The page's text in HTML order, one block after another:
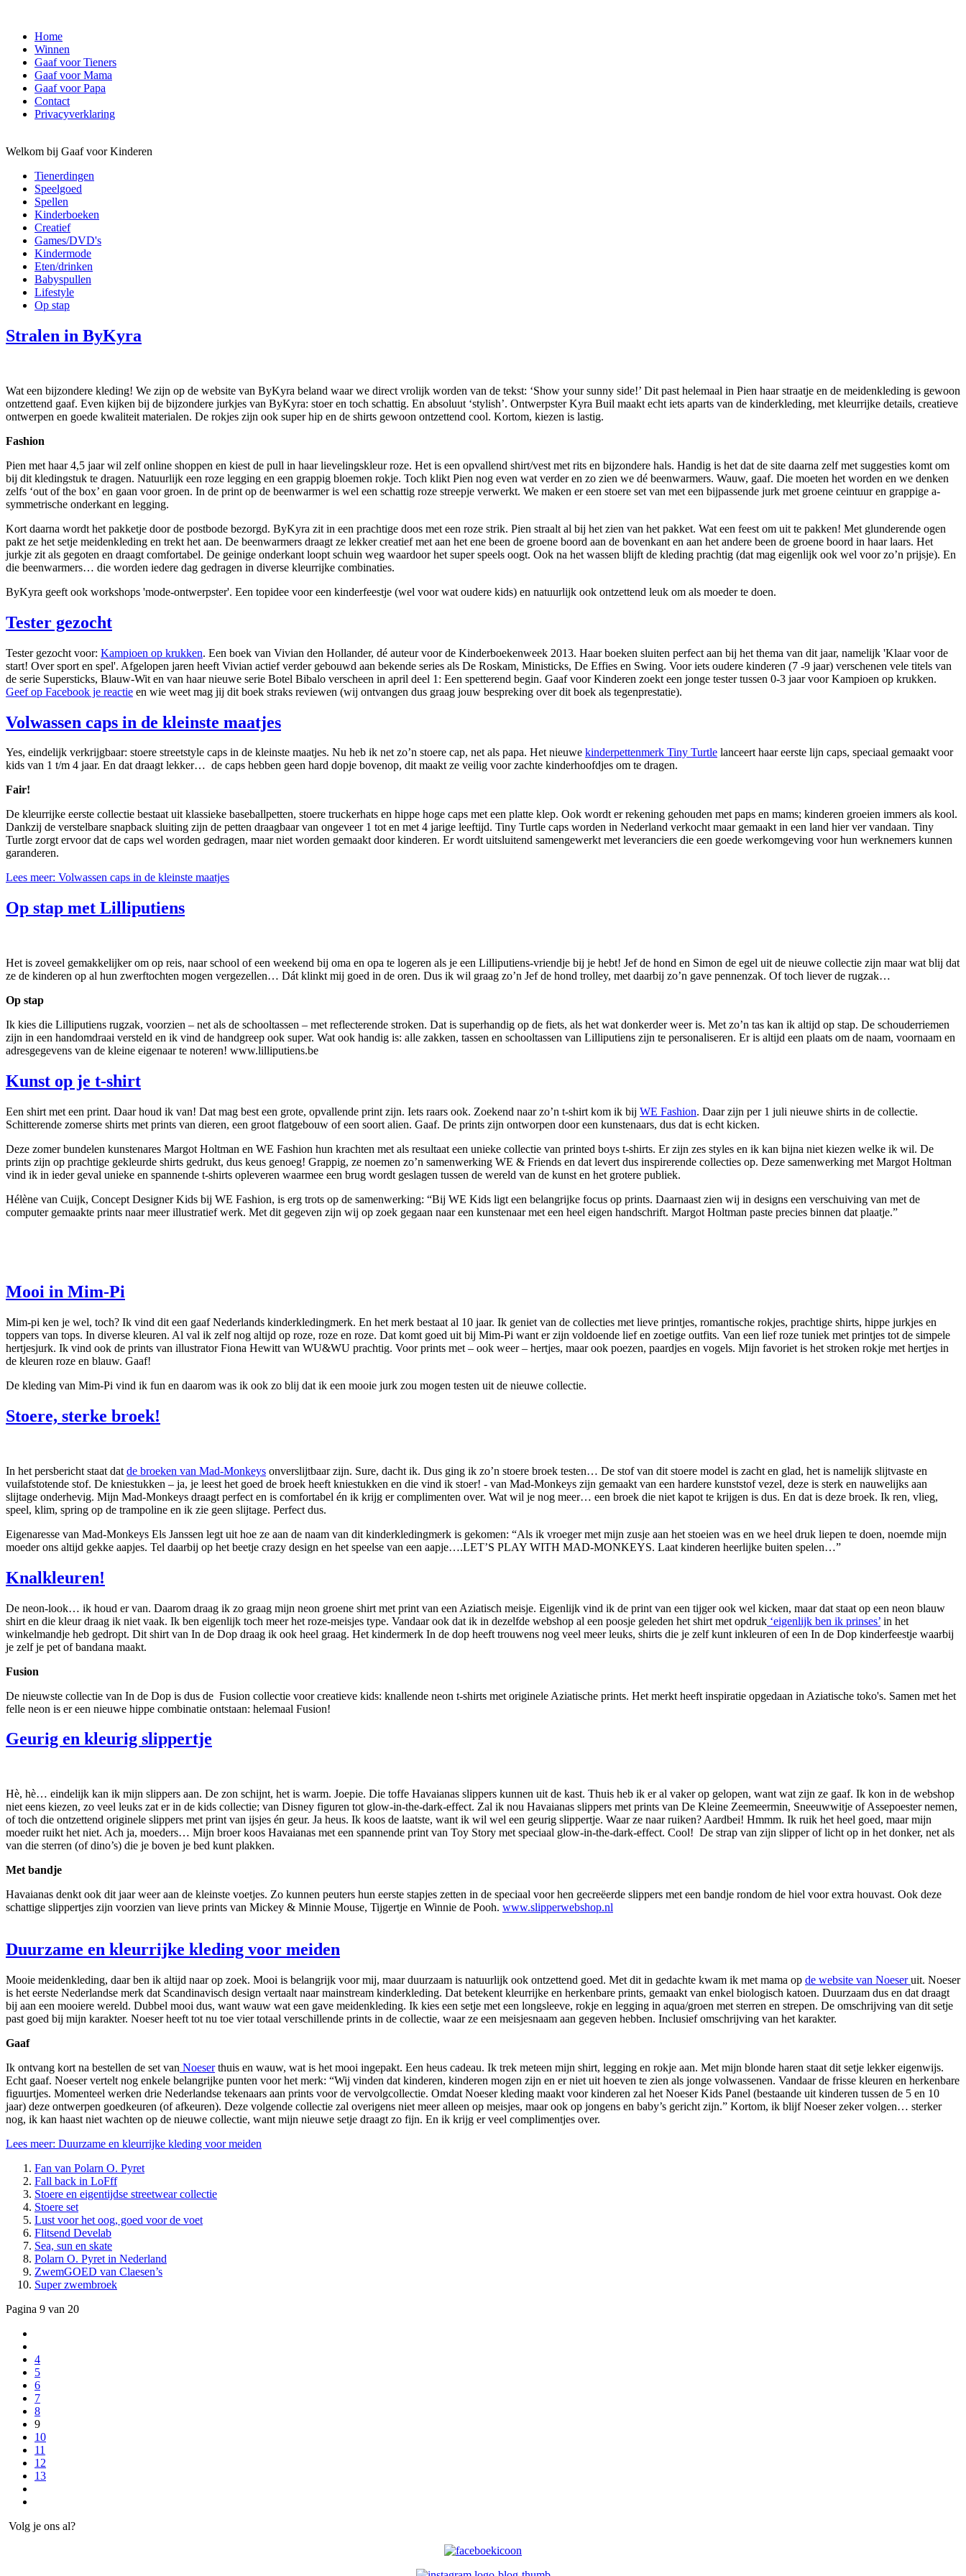
Home
Winnen
Gaaf voor Tieners
Gaaf voor Mama
Gaaf voor Papa
Contact
Privacyverklaring
Welkom bij Gaaf voor Kinderen
Tienerdingen
Speelgoed
Spellen
Kinderboeken
Creatief
Games/DVD's
Kindermode
Eten/drinken
Babyspullen
Lifestyle
Op stap
Stralen in ByKyra
Wat een bijzondere kleding! We zijn op de website van ByKyra beland waar we direct vrolijk worden van de tekst: ‘Show your sunny side!’ Dit past helemaal in Pien haar straatje en de meidenkleding is gewoon
ontzettend gaaf. Even kijken bij de bijzondere jurkjes van ByKyra: stoer en toch schattig. En absoluut ‘stylish’. Ontwerpster Kyra Buil maakt echt iets aparts van de kinderkleding, met kleurrijke details, creatieve
ontwerpen en goede kwaliteit materialen. De rokjes zijn ook super hip en de shirts gewoon ontzettend cool. Kortom, kiezen is lastig.
Fashion
Pien met haar 4,5 jaar wil zelf online shoppen en kiest de pull in haar lievelingskleur roze. Het is een opvallend shirt/vest met rits en bijzondere hals. Handig is het dat de site daarna zelf met suggesties komt om
bij dit kledingstuk te dragen. Natuurlijk een roze legging en een grappig bloemen rokje. Toch klikt Pien nog even wat verder en zo zien we dé beenwarmers. Wauw, gaaf. Die moeten het worden en we denken
zelfs ‘out of the box’ en gaan voor groen. In de print op de beenwarmer is wel een schattig roze streepje verwerkt. We maken er een stoere set van met een bijpassende jurk met groene ceintuur en grappige a-
symmetrische onderkant en legging.
Kort daarna wordt het pakketje door de postbode bezorgd. ByKyra zit in een prachtige doos met een roze strik. Pien straalt al bij het zien van het pakket. Wat een feest om uit te pakken! Met glunderende ogen
pakt ze het setje meidenkleding en trekt het aan. De beenwarmers draagt ze lekker creatief met aan het ene been de groene boord aan de bovenkant en aan het andere been de groene boord in haar laars. Het
jurkje zit als gegoten en draagt comfortabel. De geinige onderkant loopt schuin weg waardoor het super speels oogt. Ook na het wassen blijft de kleding prachtig (dat mag eigenlijk ook wel voor zo’n prijsje). En
die beenwarmers… die worden iedere dag gedragen in diverse kleurrijke combinaties.
ByKyra geeft ook workshops 'mode-ontwerpster'. Een topidee voor een kinderfeestje (wel voor wat oudere kids) en natuurlijk ook ontzettend leuk om als moeder te doen.
Tester gezocht
Tester gezocht voor: Kampioen op krukken. Een boek van Vivian den Hollander, dé auteur voor de Kinderboekenweek 2013. Haar boeken sluiten perfect aan bij het thema van dit jaar, namelijk 'Klaar voor de
start! Over sport en spel'. Afgelopen jaren heeft Vivian actief verder gebouwd aan bekende series als De Roskam, Ministicks, De Effies en Swing. Voor iets oudere kinderen (7 -9 jaar) verschenen vele titels van
de serie Supersticks, Blauw-Wit en van haar nieuwe serie Botel Bibalo verscheen in april deel 1: Een spetterend begin. Gaaf voor Kinderen zoekt een jonge tester tussen 0-3 jaar voor Kampioen op krukken.
Geef op Facebook je reactie en wie weet mag jij dit boek straks reviewen (wij ontvangen dus graag jouw bespreking over dit boek als tegenprestatie).
Volwassen caps in de kleinste maatjes
Yes, eindelijk verkrijgbaar: stoere streetstyle caps in de kleinste maatjes. Nu heb ik net zo’n stoere cap, net als papa. Het nieuwe kinderpettenmerk Tiny Turtle lanceert haar eerste lijn caps, speciaal gemaakt voor
kids van 1 t/m 4 jaar. En dat draagt lekker… de caps hebben geen hard dopje bovenop, dit maakt ze veilig voor zachte kinderhoofdjes om te dragen.
Fair!
De kleurrijke eerste collectie bestaat uit klassieke baseballpetten, stoere truckerhats en hippe hoge caps met een platte klep. Ook wordt er rekening gehouden met paps en mams; kinderen groeien immers als kool.
Dankzij de verstelbare snapback sluiting zijn de petten draagbaar van ongeveer 1 tot en met 4 jarige leeftijd. Tiny Turtle caps worden in Nederland verkocht maar gemaakt in een land hier ver vandaan. Tiny
Turtle zorgt ervoor dat de caps wel worden gedragen, maar niet worden gemaakt door kinderen. Er wordt uitsluitend samengewerkt met leveranciers die een goede werkomgeving voor hun werknemers kunnen
garanderen.
Lees meer: Volwassen caps in de kleinste maatjes
Op stap met Lilliputiens
Het is zoveel gemakkelijker om op reis, naar school of een weekend bij oma en opa te logeren als je een Lilliputiens-vriendje bij je hebt! Jef de hond en Simon de egel uit de nieuwe collectie zijn maar wat blij dat
ze de kinderen op al hun zwerftochten mogen vergezellen… Dát klinkt mij goed in de oren. Dus ik wil graag zo’n Jef de hond trolley, met daarbij zo’n gave pennenzak. Of toch liever de rugzak…
Op stap
Ik kies die Lilliputiens rugzak, voorzien – net als de schooltassen – met reflecterende stroken. Dat is superhandig op de fiets, als het wat donkerder weer is. Met zo’n tas kan ik altijd op stap. De schouderriemen
zijn in een handomdraai versteld en ik vind de handgreep ook super. Wat ook handig is: alle zakken, tassen en schooltassen van Lilliputiens zijn te personaliseren. Er is altijd een plaats om de naam, voornaam en
adresgegevens van de kleine eigenaar te noteren! www.lilliputiens.be
Kunst op je t-shirt
Een shirt met een print. Daar houd ik van! Dat mag best een grote, opvallende print zijn. Iets raars ook. Zoekend naar zo’n t-shirt kom ik bij WE Fashion. Daar zijn per 1 juli nieuwe shirts in de collectie.
Schitterende zomerse shirts met prints van dieren, een groot flatgebouw of een soort alien. Gaaf. De prints zijn ontworpen door een kunstenaars, dus dat is echt kicken.
Deze zomer bundelen kunstenares Margot Holtman en WE Fashion hun krachten met als resultaat een unieke collectie van printed boys t-shirts. Er zijn zes styles en ik kan bijna niet kiezen welke ik wil. De
prints zijn op prachtige gekleurde shirts gedrukt, dus keus genoeg! Grappig, ze noemen zo’n samenwerking WE & Friends en dat levert dus inspirerende collecties op. Deze samenwerking met Margot Holtman
vind ik in ieder geval unieke en spannende t-shirts opleveren waarmee een brug wordt geslagen tussen de wereld van de kunst en het grotere publiek.
Hélène van Cuijk, Concept Designer Kids bij WE Fashion, is erg trots op de samenwerking: “Bij WE Kids ligt een belangrijke focus op prints. Daarnaast zien wij in designs een verschuiving van met de
computer gemaakte prints naar meer illustratief werk. Met dit gegeven zijn wij op zoek gegaan naar een kunstenaar met een heel eigen handschrift. Margot Holtman paste precies binnen dat plaatje.”
Mooi in Mim-Pi
Mim-pi ken je wel, toch? Ik vind dit een gaaf Nederlands kinderkledingmerk. En het merk bestaat al 10 jaar. Ik geniet van de collecties met lieve printjes, romantische rokjes, prachtige shirts, hippe jurkjes en
toppers van tops. In diverse kleuren. Al val ik zelf nog altijd op roze, roze en roze. Dat komt goed uit bij Mim-Pi want er zijn voldoende lief en zoetige outfits. Van een lief roze tuniek met printjes tot de simpele
hertjesjurk. Ik vind ook de prints van illustrator Fiona Hewitt van WU&WU prachtig. Voor prints met – ook weer – hertjes, maar ook poezen, paardjes en vogels. Mijn favoriet is het stroken rokje met hertjes in
de kleuren roze en blauw. Gaaf!
De kleding van Mim-Pi vind ik fun en daarom was ik ook zo blij dat ik een mooie jurk zou mogen testen uit de nieuwe collectie.
Stoere, sterke broek!
In het persbericht staat dat de broeken van Mad-Monkeys onverslijtbaar zijn. Sure, dacht ik. Dus ging ik zo’n stoere broek testen… De stof van dit stoere model is zacht en glad, het is namelijk slijtvaste en
vuilafstotende stof. De kniestukken – ja, je leest het goed de broek heeft kniestukken en die vind ik stoer! - van Mad-Monkeys zijn gemaakt van een hardere kunststof vezel, deze is sterk en nauwelijks aan
slijtage onderhevig. Mijn Mad-Monkeys draagt perfect en is comfortabel én ik krijg er complimenten over. Wat wil je nog meer… een broek die niet kapot te krijgen is dus. En dat is deze broek. Ik ren, vlieg,
speel, klim, spring op de trampoline en ik zie geen slijtage. Perfect dus.
Eigenaresse van Mad-Monkeys Els Janssen legt uit hoe ze aan de naam van dit kinderkledingmerk is gekomen: “Als ik vroeger met mijn zusje aan het stoeien was en we heel druk liepen te doen, noemde mijn
moeder ons altijd gekke aapjes. Tel daarbij op het beetje crazy design en het speelse van een aapje….LET’S PLAY WITH MAD-MONKEYS. Laat kinderen heerlijke buiten spelen…”
Knalkleuren!
De neon-look… ik houd er van. Daarom draag ik zo graag mijn neon groene shirt met print van een Aziatisch meisje. Eigenlijk vind ik de print van een tijger ook wel kicken, maar dat staat op een neon blauw
shirt en die kleur draag ik niet vaak. Ik ben eigenlijk toch meer het roze-meisjes type. Vandaar ook dat ik in dezelfde webshop al een poosje geleden het shirt met opdruk ‘eigenlijk ben ik prinses’ in het
winkelmandje heb gedropt. Dit shirt van In de Dop draag ik ook heel graag. Het kindermerk In de dop heeft trouwens nog veel meer leuks, shirts die je zelf kunt inkleuren of een In de Dop kinderfeestje waarbij
je zelf je pet of bandana maakt.
Fusion
De nieuwste collectie van In de Dop is dus de Fusion collectie voor creatieve kids: knallende neon t-shirts met originele Aziatische prints. Het merkt heeft inspiratie opgedaan in Aziatische toko's. Samen met het
felle neon is er een nieuwe hippe combinatie ontstaan: helemaal Fusion!
Geurig en kleurig slippertje
Hè, hè… eindelijk kan ik mijn slippers aan. De zon schijnt, het is warm. Joepie. Die toffe Havaianas slippers kunnen uit de kast. Thuis heb ik er al vaker op gelopen, want wat zijn ze gaaf. Ik kon in de webshop
niet eens kiezen, zo veel leuks zat er in de kids collectie; van Disney figuren tot glow-in-the-dark-effect. Zal ik nou Havaianas slippers met prints van De Kleine Zeemeermin, Sneeuwwitje of Assepoester nemen,
of toch die ontzettend originele slippers met print van ijsjes én geur. Ja heus. Ik koos de laatste, want ik wil wel een geurig slippertje. Waar ze naar ruiken? Aardbei! Hmmm. Ik ruik het heel goed, maar mijn
moeder ruikt het niet. Ach ja, moeders… Mijn broer koos Havaianas met een spannende print van Toy Story met speciaal glow-in-the-dark-effect. Cool! De strap van zijn slipper of licht op in het donker, net als
van die sterren (of dino’s) die je boven je bed kunt plakken.
Met bandje
Havaianas denkt ook dit jaar weer aan de kleinste voetjes. Zo kunnen peuters hun eerste stapjes zetten in de speciaal voor hen gecreëerde slippers met een bandje rondom de hiel voor extra houvast. Ook deze
schattige slippertjes zijn voorzien van lieve prints van Mickey & Minnie Mouse, Tijgertje en Winnie de Pooh. www.slipperwebshop.nl
Duurzame en kleurrijke kleding voor meiden
Mooie meidenkleding, daar ben ik altijd naar op zoek. Mooi is belangrijk voor mij, maar duurzaam is natuurlijk ook ontzettend goed. Met dit in gedachte kwam ik met mama op de website van Noeseruit. Noeser
is het eerste Nederlandse merk dat Scandinavisch design vertaalt naar mainstream kinderkleding. Dat betekent kleurrijke en herkenbare prints, gemaakt van enkel biologisch katoen. Duurzaam dus en dat draagt
bij aan een mooiere wereld. Dubbel mooi dus, want wauw wat een gave meidenkleding. Ik kies een setje met een longsleeve, rokje en legging in aqua/groen met sterren en strepen. De omschrijving van dit setje
past goed bij mijn karakter. Noeser heeft tot nu toe vier totaal verschillende prints in de collectie, waar ze een meisjesnaam aan gegeven hebben. Inclusief omschrijving van het karakter.
Gaaf
Ik ontvang kort na bestellen de set van Noeserthuis en wauw, wat is het mooi ingepakt. Een heus cadeau. Ik trek meteen mijn shirt, legging en rokje aan. Met mijn blonde haren staat dit setje lekker eigenwijs.
Echt gaaf. Noeser vertelt nog enkele belangrijke punten voor het merk: “Wij vinden dat kinderen, kinderen mogen zijn en er niet uit hoeven te zien als jonge volwassenen. Vandaar de frisse kleuren en herkenbare
figuurtjes. Momenteel werken drie Nederlandse tekenaars aan prints voor de vervolgcollectie. Omdat Noeser kleding maakt voor kinderen zal het Noeser Kids Panel (bestaande uit kinderen tussen de 5 en 10
jaar) deze ontwerpen goedkeuren (of afkeuren). Deze volgende collectie zal overigens niet meer alleen op meisjes, maar ook op jongens en baby’s gericht zijn.” Kortom, ik blijf Noeser zeker volgen… sterker
nog, ik kan haast niet wachten op de nieuwe collectie, want mijn nieuwe setje draagt zo fijn. En ik krijg er veel complimentjes over.
Lees meer: Duurzame en kleurrijke kleding voor meiden
Fan van Polarn O. Pyret
Fall back in LoFff
Stoere en eigentijdse streetwear collectie
Stoere set
Lust voor het oog, goed voor de voet
Flitsend Develab
Sea, sun en skate
Polarn O. Pyret in Nederland
ZwemGOED van Claesen’s
Super zwembroek
Pagina 9 van 20
4
5
6
7
8
9
10
11
12
13
Volg je ons al?